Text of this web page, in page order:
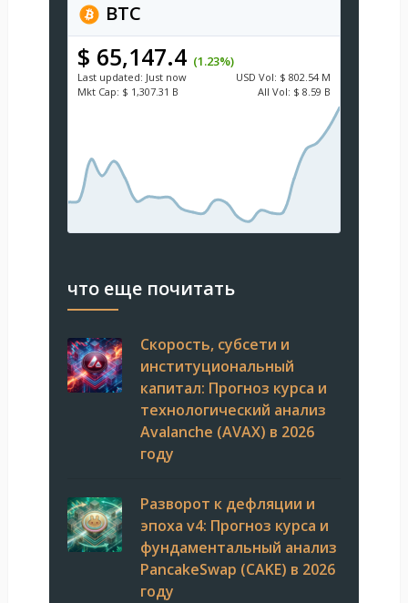
BTC
$ 65,147.4 (1.23%)
Last updated: Just now USD Vol: $ 802.54 M
Mkt Cap: $ 1,307.31 B All Vol: $ 8.59 B
что еще почитать
Скорость, субсети и
институциональный
капитал: Прогноз курса и
технологический анализ
Avalanche (AVAX) в 2026
году
Разворот к дефляции и
эпоха v4: Прогноз курса и
фундаментальный анализ
PancakeSwap (CAKE) в 2026
году